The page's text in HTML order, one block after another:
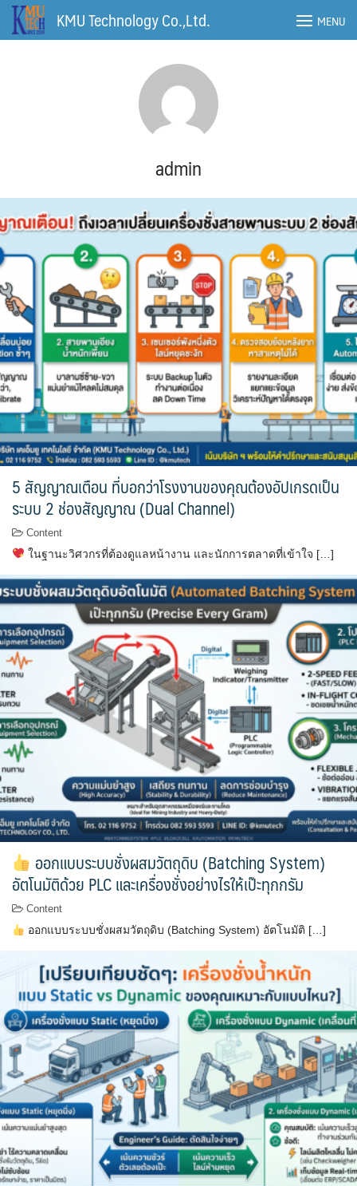
Skip
KMU Technology Co.,Ltd. MENU
admin
5 สัญญาณเตือน ที่บอกว่าโรงงานของคุณต้องอัปเกรดเป็น
ระบบ 2 ช่องสัญญาณ (Dual Channel)
Content
ในฐานะวิศวกรที่ต้องดูแลหน้างาน และนักการตลาดที่เข้าใจ […]
ออกแบบระบบชั่งผสมวัตถุดิบ (Batching System)
อัตโนมัติด้วย PLC และเครื่องชั่งอย่างไรให้เป๊ะทุกกรัม
Content
ออกแบบระบบชั่งผสมวัตถุดิบ (Batching System) อัตโนมัติ […]